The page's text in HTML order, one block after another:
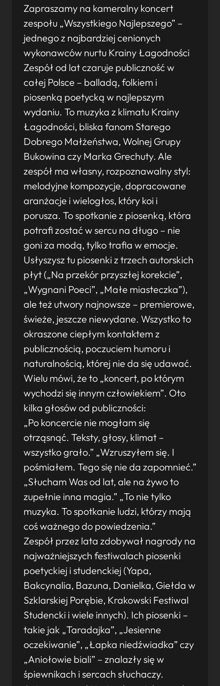
Zapraszamy na kameralny koncert
zespołu „Wszystkiego Najlepszego” –
jednego z najbardziej cenionych
wykonawców nurtu Krainy Łagodności
Zespół od lat czaruje publiczność w
całej Polsce – balladą, folkiem i
piosenką poetycką w najlepszym
wydaniu. To muzyka z klimatu Krainy
Łagodności, bliska fanom Starego
Dobrego Małżeństwa, Wolnej Grupy
Bukowina czy Marka Grechuty. Ale
zespół ma własny, rozpoznawalny styl:
melodyjne kompozycje, dopracowane
aranżacje i wielogłos, który koi i
porusza. To spotkanie z piosenką, która
potrafi zostać w sercu na długo – nie
goni za modą, tylko trafia w emocje.
Usłyszysz tu piosenki z trzech autorskich
płyt („Na przekór przyszłej korekcie”,
„Wygnani Poeci”, „Małe miasteczka”),
ale też utwory najnowsze – premierowe,
świeże, jeszcze niewydane. Wszystko to
okraszone ciepłym kontaktem z
publicznością, poczuciem humoru i
naturalnością, której nie da się udawać.
Wielu mówi, że to „koncert, po którym
wychodzi się innym człowiekiem”. Oto
kilka głosów od publiczności:
„Po koncercie nie mogłam się
otrząsnąć. Teksty, głosy, klimat –
wszystko grało.” „Wzruszyłem się. I
pośmiałem. Tego się nie da zapomnieć.”
„Słucham Was od lat, ale na żywo to
zupełnie inna magia.” „To nie tylko
muzyka. To spotkanie ludzi, którzy mają
coś ważnego do powiedzenia.”
Zespół przez lata zdobywał nagrody na
najważniejszych festiwalach piosenki
poetyckiej i studenckiej (Yapa,
Bakcynalia, Bazuna, Danielka, Giełda w
Szklarskiej Porębie, Krakowski Festiwal
Studencki i wiele innych). Ich piosenki –
takie jak „Taradajka”, „Jesienne
oczekiwanie”, „Łapka niedźwiadka” czy
„Aniołowie biali” – znalazły się w
śpiewnikach i sercach słuchaczy.